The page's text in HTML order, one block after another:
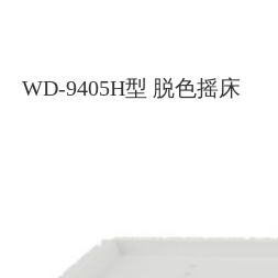
WD-9405H型 脱色摇床